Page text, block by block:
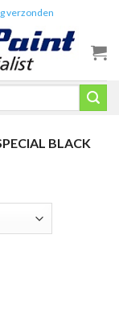
verzonden
BLACK